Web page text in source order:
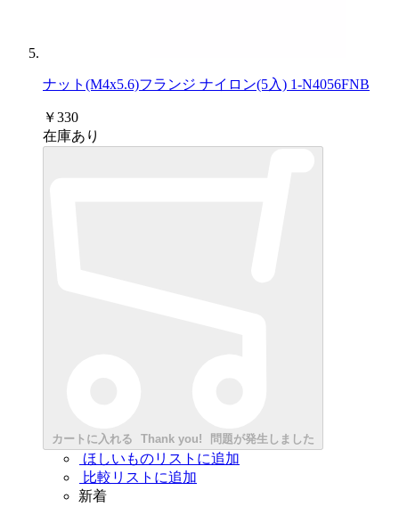
ナット(M4x5.6)フランジ ナイロン(5入) 1-N4056FNB
￥330
在庫あり
カートに入れる Thank you! 問題が発生しました
ほしいものリストに追加
比較リストに追加
新着